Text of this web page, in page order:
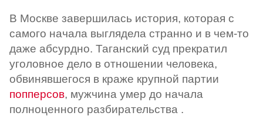
В Москве завершилась история, которая с
самого начала выглядела странно и в чем-то
даже абсурдно. Таганский суд прекратил
уголовное дело в отношении человека,
обвинявшегося в краже крупной партии
попперсов, мужчина умер до начала
полноценного разбирательства .